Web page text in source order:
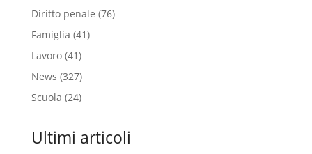
Diritto penale (76)
Famiglia (41)
Lavoro(41)
News (327)
Scuola (24)
Ultimi articoli